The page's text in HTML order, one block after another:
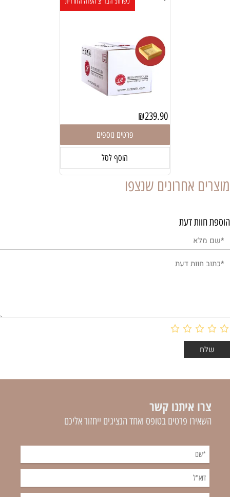
₪239.90
פרטים נוספים
הוסף לסל
מוצרים אחרונים שנצפו
הוספת חוות דעת
צרו איתנו קשר
השאירו פרטים בטופס ואחד הנציגים ייחזור אליכם